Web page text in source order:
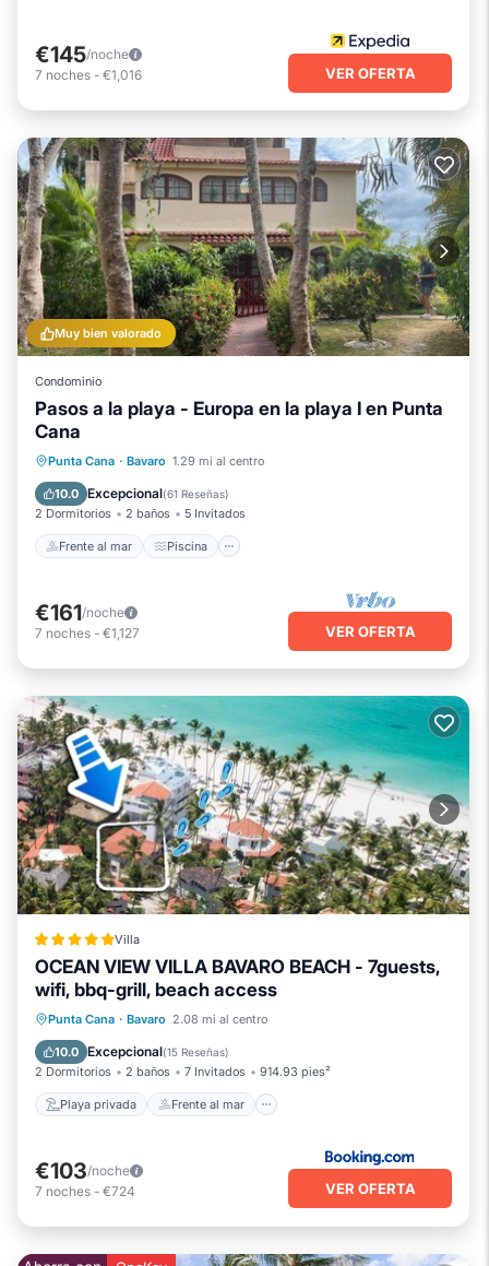
€145/noche
7 noches - €1,016 VER OFERTA
Muy bien valorado
Condominio
Pasos a la playa - Europa en la playa I en Punta
Cana
Punta Cana · Bavaro 1.29 mi al centro
10.0 Excepcional(61 Reseñas)
2 Dormitorios 2 baños 5 Invitados
Frente al mar Piscina
Frente al mar Piscina
Vistas
€161/noche
7 noches - €1,127 VER OFERTA
Villa
OCEAN VIEW VILLA BAVARO BEACH - 7guests,
wifi, bbq-grill, beach access
Punta Cana · Bavaro 2.08 mi al centro
10.0 Excepcional(15 Reseñas)
2 Dormitorios 2 baños 7 Invitados 914.93 pies²
Playa privada Frente al mar
Playa privada
Frente al mar
Bañera de hidromasaje
€103/noche
7 noches - €724 VER OFERTA